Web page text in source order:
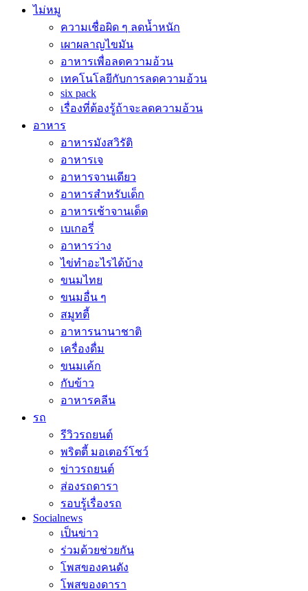
ไม่หมู
ความเชื่อผิด ๆ ลดน้ำหนัก
เผาผลาญไขมัน
อาหารเพื่อลดความอ้วน
เทคโนโลยีกับการลดความอ้วน
six pack
เรื่องที่ต้องรู้ถ้าจะลดความอ้วน
อาหาร
อาหารมังสวิรัติ
อาหารเจ
อาหารจานเดียว
อาหารสำหรับเด็ก
อาหารเช้าจานเด็ด
เบเกอรี่
อาหารว่าง
ไข่ทำอะไรได้บ้าง
ขนมไทย
ขนมอื่น ๆ
สมูทตี้
อาหารนานาชาติ
เครื่องดื่ม
ขนมเค้ก
กับข้าว
อาหารคลีน
รถ
รีวิวรถยนต์
พริตตี้ มอเตอร์โชว์
ข่าวรถยนต์
ส่องรถดารา
รอบรู้เรื่องรถ
Socialnews
เป็นข่าว
ร่วมด้วยช่วยกัน
โพสของคนดัง
โพสของดารา